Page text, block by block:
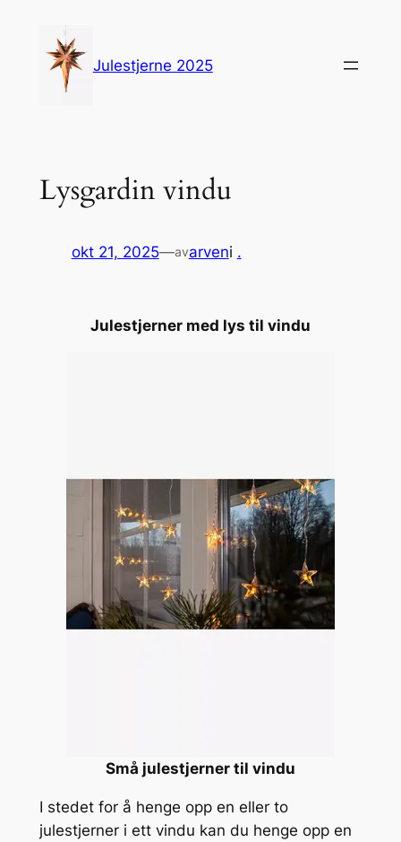
innhold
Julestjerne 2025
Lysgardin vindu
okt 21, 2025—avarveni .
Julestjerner med lys til vindu
Små julestjerner til vindu
I stedet for å henge opp en eller to
julestjerner i ett vindu kan du henge opp en